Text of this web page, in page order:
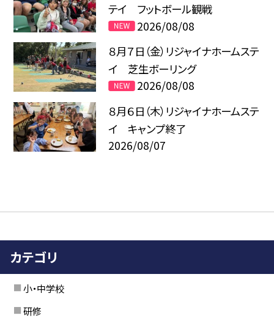
テイ フットボール観戦
2026/08/08
８月７日（金）リジャイナホームステ
イ 芝生ボーリング
2026/08/08
８月６日（木）リジャイナホームステ
イ キャンプ終了
2026/08/07
カテゴリ
小・中学校
研修